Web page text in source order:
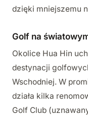
dzięki mniejszemu
Golf na
Okolice Hua Hin
destynacji
Wschodniej. W
działa kilka
Golf Club